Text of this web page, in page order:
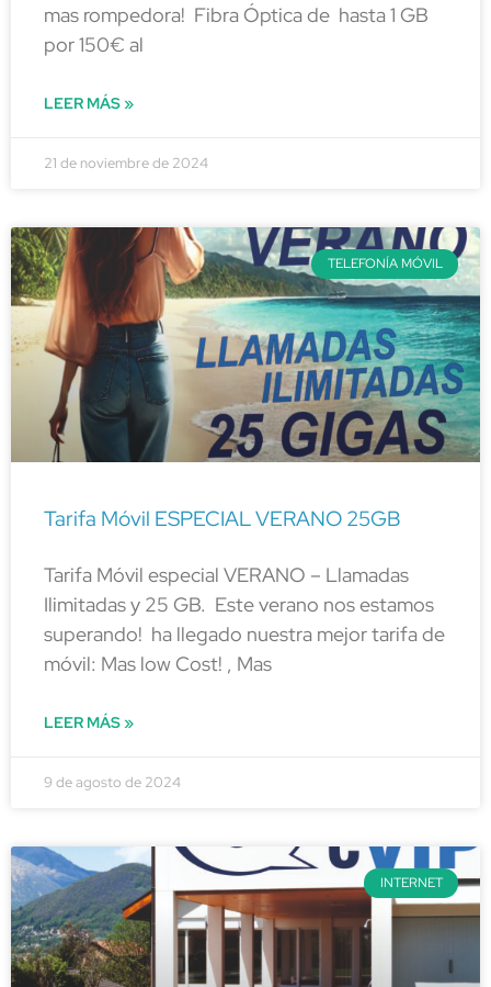
mas rompedora! Fibra Óptica de hasta 1 GB
por 150€ al
LEER MÁS »
21 de noviembre de 2024
TELEFONÍA MÓVIL
Tarifa Móvil ESPECIAL VERANO 25GB
Tarifa Móvil especial VERANO – Llamadas
Ilimitadas y 25 GB. Este verano nos estamos
superando! ha llegado nuestra mejor tarifa de
móvil: Mas low Cost! , Mas
LEER MÁS »
9 de agosto de 2024
INTERNET